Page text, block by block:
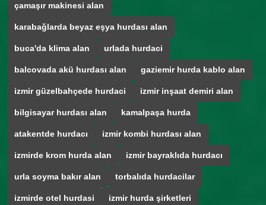
çamaşır makinesi alan
karabağlarda beyaz eşya hurdası alan
buca'da klima alan urlada hurdaci
balcovada akü hurdası alan gaziemir hurda kablo alan
izmir güzelbahçede hurdaci izmir inşaat demiri alan
bilgisayar hurdası alan kamalpaşa hurda
atakentde hurdacı izmir kombi hurdası alan
izmirde krom hurda alan izmir bayraklıda hurdacı
urla soyma bakır alan torbalıda hurdacilar
izmirde otel hurdasi izmir hurda şirketleri